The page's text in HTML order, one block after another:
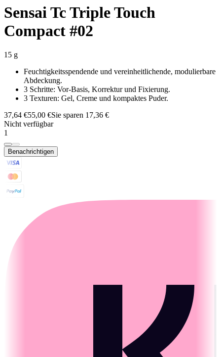
Sensai Tc Triple Touch
Compact #02
15 g
Feuchtigkeitsspendende und vereinheitlichende, modulierbare
Abdeckung.
3 Schritte: Vor-Basis, Korrektur und Fixierung.
3 Texturen: Gel, Creme und kompaktes Puder.
37,64 €55,00 €Sie sparen 17,36 €
Nicht verfügbar
1
Benachrichtigen